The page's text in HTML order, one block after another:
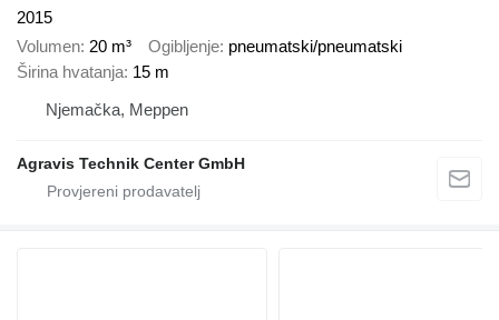
2015
Volumen 20 m³ Ogibljenje pneumatski/pneumatski
Širina hvatanja 15 m
Njemačka, Meppen
Agravis Technik Center GmbH